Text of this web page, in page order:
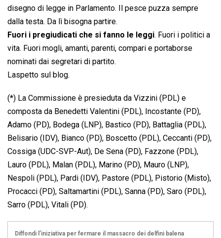
disegno di legge in Parlamento. Il pesce puzza sempre
dalla testa. Da lì bisogna partire.
Fuori i pregiudicati che si fanno le leggi. Fuori i politici a
vita. Fuori mogli, amanti, parenti, compari e portaborse
nominati dai segretari di partito.
Laspetto sul blog.
(*) La Commissione è presieduta da Vizzini (PDL) e
composta da Benedetti Valentini (PDL), Incostante (PD),
Adamo (PD), Bodega (LNP), Bastico (PD), Battaglia (PDL),
Belisario (IDV), Bianco (PD), Boscetto (PDL), Ceccanti (PD),
Cossiga (UDC-SVP-Aut), De Sena (PD), Fazzone (PDL),
Lauro (PDL), Malan (PDL), Marino (PD), Mauro (LNP),
Nespoli (PDL), Pardi (IDV), Pastore (PDL), Pistorio (Misto),
Procacci (PD), Saltamartini (PDL), Sanna (PD), Saro (PDL),
Sarro (PDL), Vitali (PD).
Diffondi l’iniziativa per fermare il massacro dei delfini balena